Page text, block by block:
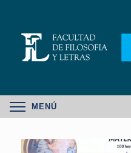
MENÚ